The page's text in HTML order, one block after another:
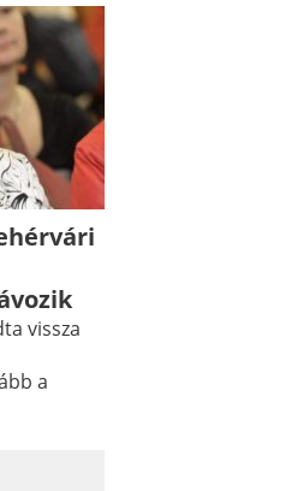
vissza
a